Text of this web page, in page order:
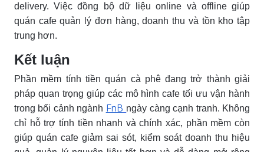
delivery. Việc đồng bộ dữ liệu online và offline giúp
quán cafe quản lý đơn hàng, doanh thu và tồn kho tập
trung hơn.
Kết luận
Phần mềm tính tiền quán cà phê đang trở thành giải
pháp quan trọng giúp các mô hình cafe tối ưu vận hành
trong bối cảnh ngành FnB ngày càng cạnh tranh. Không
chỉ hỗ trợ tính tiền nhanh và chính xác, phần mềm còn
giúp quán cafe giảm sai sót, kiểm soát doanh thu hiệu